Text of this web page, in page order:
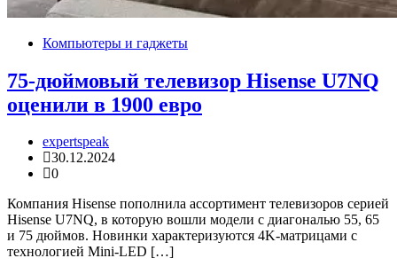
Компьютеры и гаджеты
75-дюймовый телевизор Hisense U7NQ
оценили в 1900 евро
expertspeak
30.12.2024
0
Компания Hisense пополнила ассортимент телевизоров серией
Hisense U7NQ, в которую вошли модели с диагональю 55, 65
и 75 дюймов. Новинки характеризуются 4K-матрицами с
технологией Mini-LED […]